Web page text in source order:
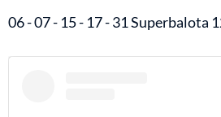
06 - 07 - 15 - 17 - 31 Superbalota